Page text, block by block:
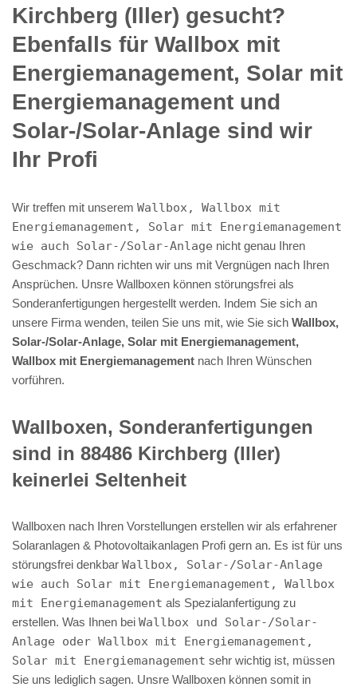
Kirchberg (Iller) gesucht?
Ebenfalls für Wallbox mit
Energiemanagement, Solar mit
Energiemanagement und
Solar-/Solar-Anlage sind wir
Ihr Profi
Wir treffen mit unserem Wallbox, Wallbox mit
Energiemanagement, Solar mit Energiemanagement
wie auch Solar-/Solar-Anlage nicht genau Ihren
Geschmack? Dann richten wir uns mit Vergnügen nach Ihren
Ansprüchen. Unsre Wallboxen können störungsfrei als
Sonderanfertigungen hergestellt werden. Indem Sie sich an
unsere Firma wenden, teilen Sie uns mit, wie Sie sich Wallbox,
Solar-/Solar-Anlage, Solar mit Energiemanagement,
Wallbox mit Energiemanagement nach Ihren Wünschen
vorführen.
Wallboxen, Sonderanfertigungen
sind in 88486 Kirchberg (Iller)
keinerlei Seltenheit
Wallboxen nach Ihren Vorstellungen erstellen wir als erfahrener
Solaranlagen & Photovoltaikanlagen Profi gern an. Es ist für uns
störungsfrei denkbar Wallbox, Solar-/Solar-Anlage
wie auch Solar mit Energiemanagement, Wallbox
mit Energiemanagement als Spezialanfertigung zu
erstellen. Was Ihnen bei Wallbox und Solar-/Solar-
Anlage oder Wallbox mit Energiemanagement,
Solar mit Energiemanagement sehr wichtig ist, müssen
Sie uns lediglich sagen. Unsre Wallboxen können somit in